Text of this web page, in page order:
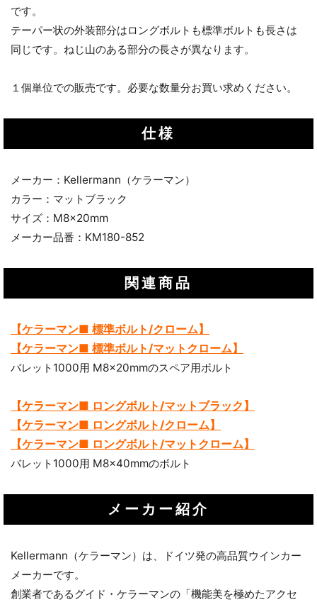
です。
テーパー状の外装部分はロングボルトも標準ボルトも長さは
同じです。ねじ山のある部分の長さが異なります。
１個単位での販売です。必要な数量分お買い求めください。
仕様
メーカー：Kellermann（ケラーマン）
カラー：マットブラック
サイズ：M8x20mm
メーカー品番：KM180-852
関連商品
【ケラーマン■ 標準ボルト/クローム】
【ケラーマン■ 標準ボルト/マットクローム】
バレット1000用 M8x20mmのスペア用ボルト
【ケラーマン■ ロングボルト/マットブラック】
【ケラーマン■ ロングボルト/クローム】
【ケラーマン■ ロングボルト/マットクローム】
バレット1000用 M8x40mmのボルト
メーカー紹介
Kellermann（ケラーマン）は、ドイツ発の高品質ウインカー
メーカーです。
創業者であるグイド・ケラーマンの「機能美を極めたアクセ